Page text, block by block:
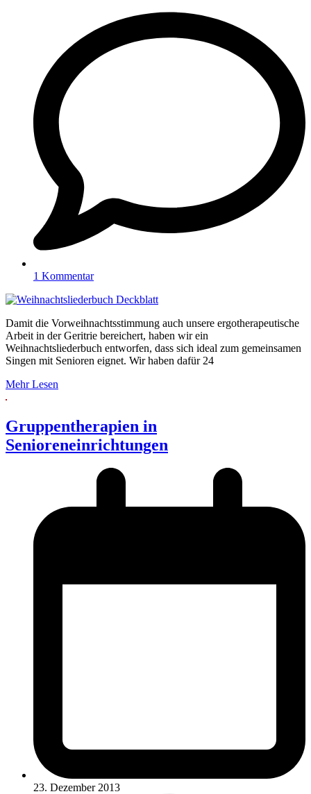
1 Kommentar
Damit die Vorweihnachtsstimmung auch unsere ergotherapeutische
Arbeit in der Geritrie bereichert, haben wir ein
Weihnachtsliederbuch entworfen, dass sich ideal zum gemeinsamen
Singen mit Senioren eignet. Wir haben dafür 24
Mehr Lesen
Gruppentherapien in
Senioreneinrichtungen
23. Dezember 2013